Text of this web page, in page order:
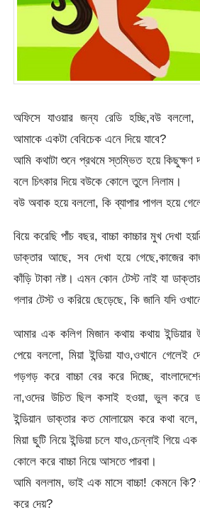
অফিসে যাওয়ার জন্য রেডি হচ্ছি,বউ
আমাকে একটা বেবিচেক এনে দিয়ে যাবে?
আমি কথাটা শুনে প্রথমে স্তম্ভিত হয়ে কিছুক্ষণ
বলে চিৎকার দিয়ে বউকে কোলে তুলে নিলাম।
বউ অবাক হয়ে বললো, কি ব্যাপার পাগল হয়ে
বিয়ে করেছি পাঁচ বছর, বাচ্চা কাচ্চার মুখ দেখা
ডাক্তার আছে, সব দেখা হয়ে গেছে,কাজের
কাঁড়ি টাকা নষ্ট। এমন কোন টেস্ট নাই যা
গলার টেস্ট ও করিয়ে ছেড়েছে, কি জানি যদি
আমার এক কলিগ মিজান কথায় কথায় ইন্ডিয়ার
পেয়ে বললো, মিয়া ইন্ডিয়া যাও,ওখানে গেলেই
গড়গড় করে বাচ্চা বের করে দিচ্ছে,
না,ওদের উচিত ছিল কসাই হওয়া, ভুল করে
ইন্ডিয়ান ডাক্তার কত মোলায়েম করে কথা
মিয়া ছুটি নিয়ে ইন্ডিয়া চলে যাও,চেন্নাই
কোলে করে বাচ্চা নিয়ে আসতে পারবা।
আমি বললাম, ভাই এক মাসে বাচ্চা! কেমনে কি?
করে দেয়?